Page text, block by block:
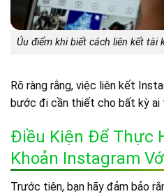
Úu điểm khi biết cách liên kết tài
Rõ ràng rằng, việc liên kết
bước đi cần thiết cho bất kỳ ai
Điều Kiện Để Thực
Khoản Instagram
Trước tiên, bạn hãy đảm bảo